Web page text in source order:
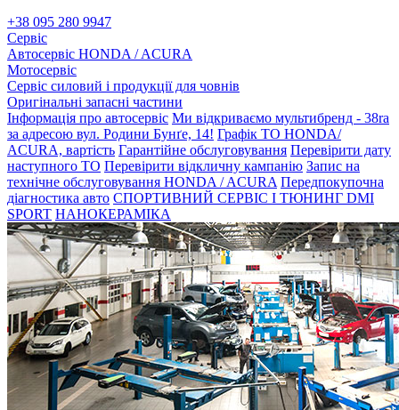
+38 095 280 9947
Сервіс
Автосервіс HONDA / ACURA
Мотосервіс
Сервіс силовий і продукції для човнів
Оригінальні запасні частини
Інформація про автосервіс Ми відкриваємо мультибренд - 38ra
за адресою вул. Родини Бунґе, 14! Графік ТО HONDA/
ACURA, вартість Гарантійне обслуговування Перевірити дату
наступного ТО Перевірити відкличну кампанію Запис на
технічне обслуговування HONDA / ACURA Передпокупочна
діагностика авто СПОРТИВНИЙ СЕРВІС І ТЮНИНГ DMI
SPORT НАНОКЕРАМІКА